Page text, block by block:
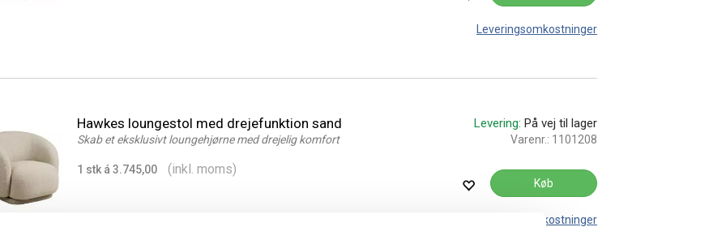
Leveringsomkostninger
Hawkes loungestol med drejefunktion sand
Skab et eksklusivt loungehjørne med drejelig komfort
1 stk á 3.745,00 (inkl. moms)
Levering: På vej til lager
Varenr.: 1101208
Køb
Leveringsomkostninger